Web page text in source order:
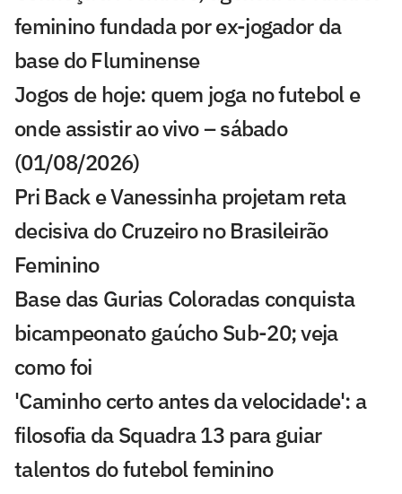
feminino fundada por ex-jogador da
base do Fluminense
Jogos de hoje: quem joga no futebol e
onde assistir ao vivo – sábado
(01/08/2026)
Pri Back e Vanessinha projetam reta
decisiva do Cruzeiro no Brasileirão
Feminino
Base das Gurias Coloradas conquista
bicampeonato gaúcho Sub-20; veja
como foi
'Caminho certo antes da velocidade': a
filosofia da Squadra 13 para guiar
talentos do futebol feminino